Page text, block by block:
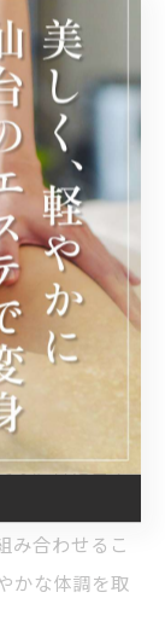
とリンパマッ
りやすくなる
践的なセルフ
ジの活用が効
加温で血流
廃物の排出を
本原因にアプ
リンパの流
進します。セ
って手のひ
す。特に首や
てケアするこ
み合わせるこ
かな体調を取